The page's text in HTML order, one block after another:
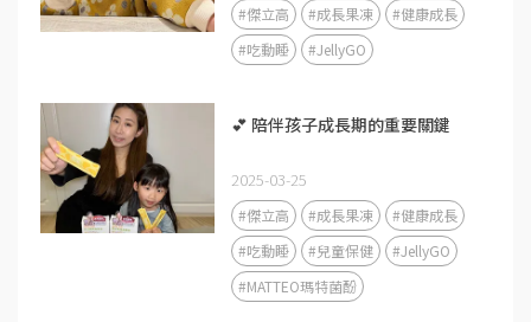
#傑立高 #成長果凍
#健康成長
#吃動睡
#JellyGO
💕 陪伴孩子成長期的重要關鍵
2025-03-25
#傑立高 #成長果凍
#健康成長
#吃動睡
#兒童保健
#JellyGO
#MATTEO瑪特菌酚